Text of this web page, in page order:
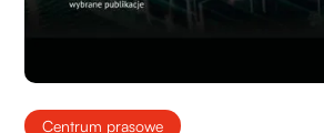
Centrum prasowe